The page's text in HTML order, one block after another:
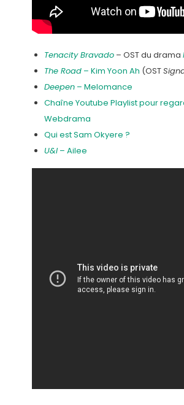
Tenacity Bravado– OST du drama
The Road– Kim Yoon Ah (OST
Deepen– Melomance
Chaîne Youtube Playlist pour
Webdrama
Qui est Sam Okyere ?
U&I– Ailee